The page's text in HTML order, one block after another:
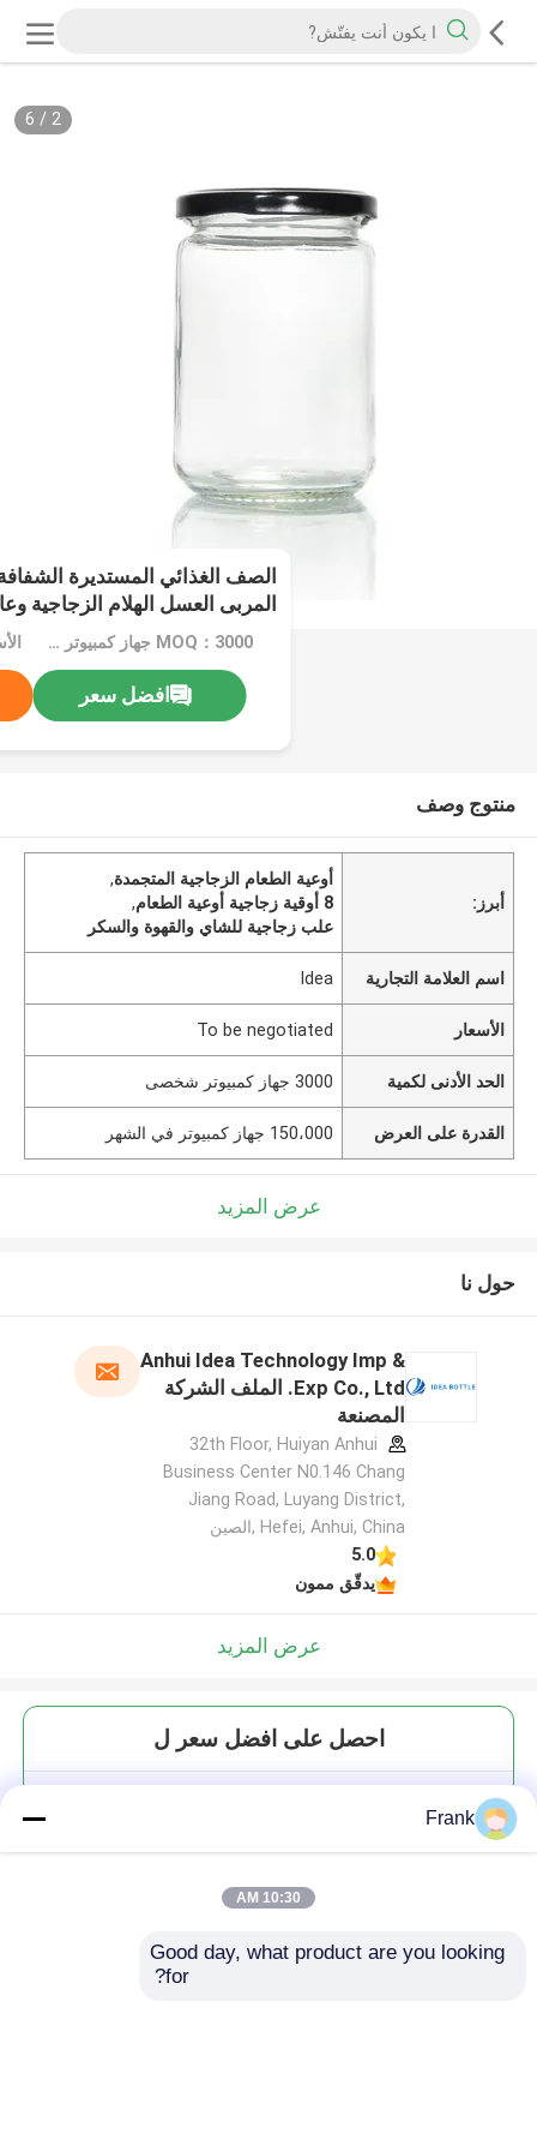
2
/
6
المربى العسل الهلام الزجاجية
الصلب المعدني
MOQ：3000 جهاز كمبيوتر شخصى
افضل سعر
منتوج وصف
أبرز:
أوعية الطعام الزجاجية المتجمدة,
8 أوقية زجاجية أوعية الطعام
,
علب زجاجية للشاي والقهوة والسكر
اسم العلامة التجارية Idea
الأسعار To be negotiated
الحد الأدنى لكمية 3000 جهاز كمبيوتر شخصى
القدرة على العرض 150،000 جهاز كمبيوتر في الشهر
عرض المزيد
حول نا
Anhui Idea Technology Imp &
Exp Co., Ltd. الملف الشركة
المصنعة
32th Floor, Huiyan Anhui
Business Center N0.146 Chang
Jiang Road, Luyang District,
Hefei, Anhui, China ,الصين
5.0
يدقّق ممون
عرض المزيد
احصل على افضل سعر ل
الغطاء الصلب المعدني
Frank
10:30 AM
Good day, what product are you looking
for?